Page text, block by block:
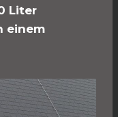
Liter
einem